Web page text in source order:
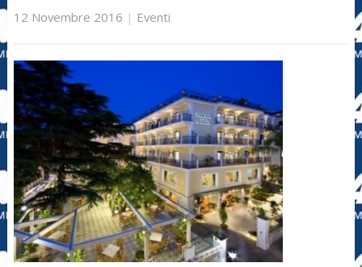
12 Novembre 2016 | Eventi